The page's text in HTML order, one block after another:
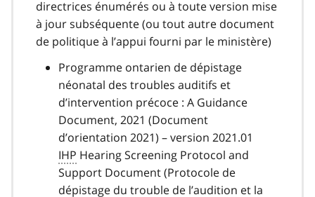
directrices énumérés ou à toute version mise
à jour subséquente (ou tout autre document
de politique à l’appui fourni par le ministère)
Programme ontarien de dépistage
néonatal des troubles auditifs et
d’intervention précoce : A Guidance
Document, 2021 (Document
d’orientation 2021) – version 2021.01
IHP Hearing Screening Protocol and
Support Document (Protocole de
dépistage du trouble de l’audition et la